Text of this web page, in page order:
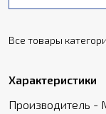
Все товары
Характеристики
Производитель -